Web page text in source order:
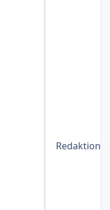
Redaktion